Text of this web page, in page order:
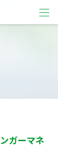
ガーマネ